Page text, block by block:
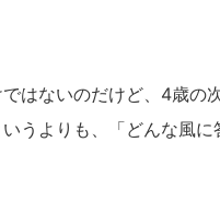
はないのだけど、4歳の
うよりも、「どんな風に